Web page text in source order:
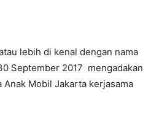
lebih di kenal dengan nama
September 2017 mengadakan
Anak Mobil Jakarta kerjasama